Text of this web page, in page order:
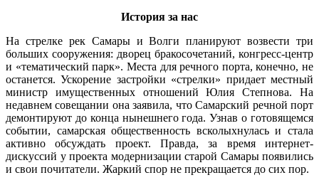
История за нас
На стрелке рек Самары и Волги планируют возвести три
больших сооружения: дворец бракосочетаний, конгресс-центр
и «тематический парк». Места для речного порта, конечно, не
останется. Ускорение застройки «стрелки» придает местный
министр имущественных отношений Юлия Степнова. На
недавнем совещании она заявила, что Самарский речной порт
демонтируют до конца нынешнего года. Узнав о готовящемся
событии, самарская общественность всколыхнулась и стала
активно обсуждать проект. Правда, за время интернет-
дискуссий у проекта модернизации старой Самары появились
и свои почитатели. Жаркий спор не прекращается до сих пор.